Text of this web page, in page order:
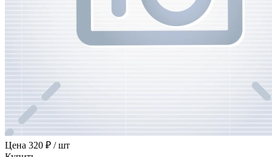
Цена 320 ₽ / шт